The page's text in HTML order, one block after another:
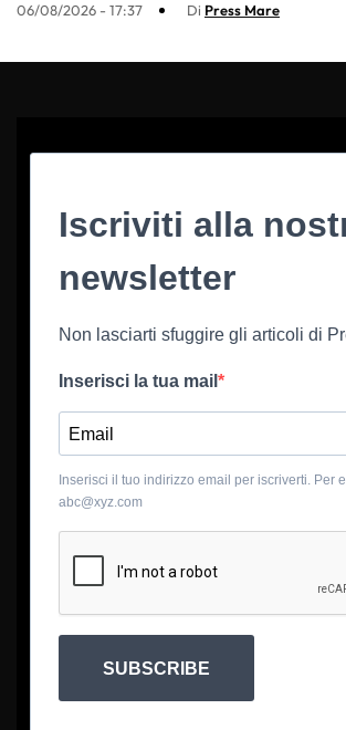
06/08/2026 - 17:37 Di Press Mare
Iscriviti alla
newsletter
Non lasciarti sfuggire gli articoli di
Inserisci la tua mail
Inserisci il tuo indirizzo email per iscriverti. Per
abc@xyz.com
SUBSCRIBE